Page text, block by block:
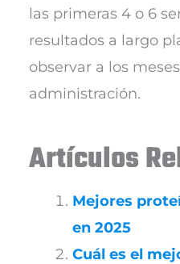
las primeras 4 o 6
resultados a largo
observar a los
administración.
Artículos
Mejores
en 2025
Cuál es el